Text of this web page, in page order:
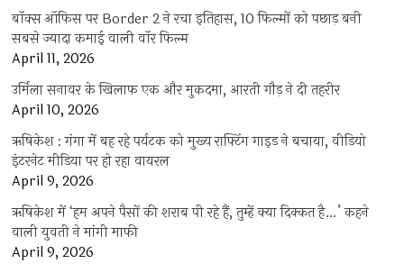
बॉक्स ऑफिस पर Border 2 ने रचा इतिहास, 10 फिल्मों को पछाड़ बनी
सबसे ज्यादा कमाई वाली वॉर फिल्म
April 11, 2026
उर्मिला सनावर के खिलाफ एक और मुकदमा, आरती गौड़ ने दी तहरीर
April 10, 2026
ऋषिकेश : गंगा में बह रहे पर्यटक को मुख्य राफ्टिंग गाइड ने बचाया, वीडियो
इंटरनेट मीडिया पर हो रहा वायरल
April 9, 2026
ऋषिकेश में ‘हम अपने पैसों की शराब पी रहे हैं, तुम्हें क्या दिक्कत है…’ कहने
वाली युवती ने मांगी माफी
April 9, 2026